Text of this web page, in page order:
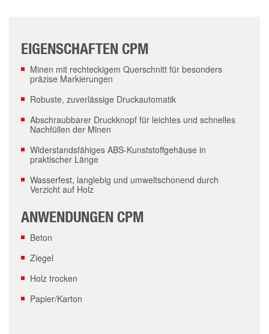
EIGENSCHAFTEN CPM
Minen mit rechteckigem Querschnitt für besonders
präzise Markierungen
Robuste, zuverlässige Druckautomatik
Abschraubbarer Druckknopf für leichtes und schnelles
Nachfüllen der Minen
Widerstandsfähiges ABS-Kunststoffgehäuse in
praktischer Länge
Wasserfest, langlebig und umweltschonend durch
Verzicht auf Holz
ANWENDUNGEN CPM
Beton
Ziegel
Holz trocken
Papier/Karton